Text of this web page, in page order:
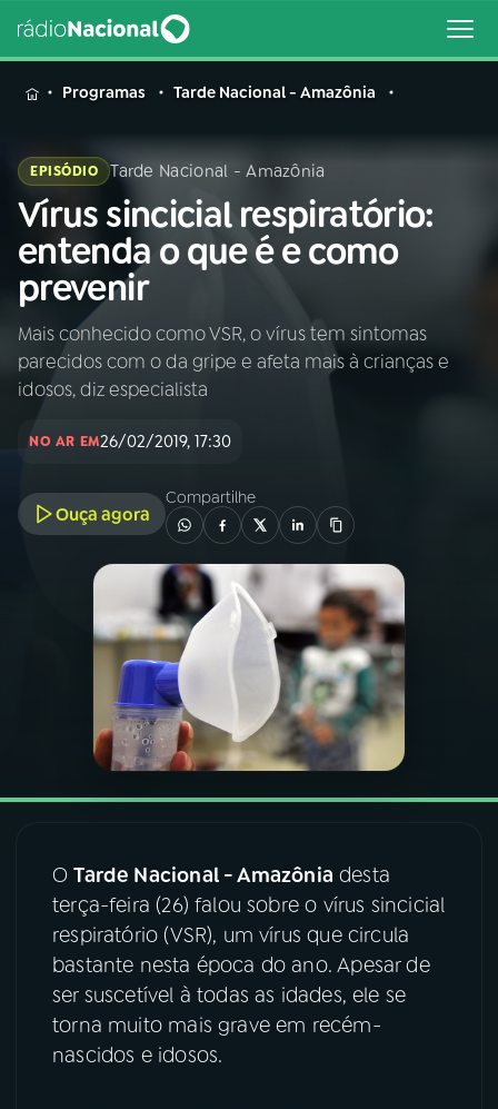
MENU
Buscar
na
Rádio
Nacional
Buscar
AO VIVO
01 INÍCIO
PROGRAMAS
PODCASTS
VIDEOCASTS
08FESTIVAL DE MÚSICA
ACOMPANHE A RÁDIO NACIONAL
YouTube Facebook
Programas Tarde Nacional - Amazônia
EPISÓDIO Tarde Nacional - Amazônia
Vírus sincicial respiratório:
entenda o que é e como
prevenir
Mais conhecido como VSR, o vírus tem sintomas
parecidos com o da gripe e afeta mais à crianças e
idosos, diz especialista
NO AR EM26/02/2019, 17:30
Ouça agora
Compartilhe
OTarde Nacional - Amazônia desta
terça-feira (26) falou sobre o vírus sincicial
respiratório (VSR), um vírus que circula
bastante nesta época do ano. Apesar de
ser suscetível à todas as idades, ele se
torna muito mais grave em recém-
nascidos e idosos.